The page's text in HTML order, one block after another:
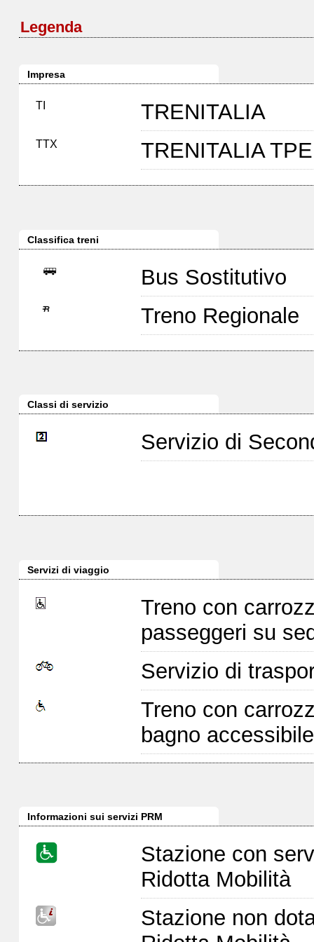
Legenda
Impresa
TI TRENITALIA
TTX TRENITALIA
Classifica treni
Bus Sostitutivo
Treno Regionale
Classi di servizio
Servizio di
Servizi di viaggio
Treno con
passeggeri su
Servizio di
Treno con
bagno
Informazioni sui servizi PRM
Stazione con
Ridotta Mobilità
Stazione non